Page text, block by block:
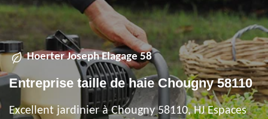
Hoerter Joseph Elagage 58
Entreprise taille de haie Chougny 58110
Excellent jardinier à Chougny 58110, HJ Espaces